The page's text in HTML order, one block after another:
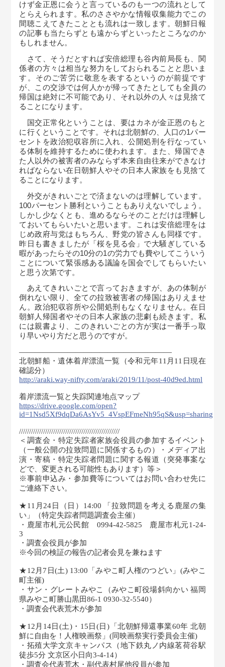
けず金正恩に会うと言っているのも一つの流れとして
とらえられます。私のささやかな情報収集能力でこの
間聴こえてきたこととも流れは一致します。朝鮮日報
の記事も当たらずとも遠からずといったところなのか
もしれません。
さて、そうだとすれば安倍総理も谷内前局長も、関
係者の方々は相当な努力をしておられることと思いま
す。そのご苦労に敬意を表するというのが前提です
が、この交渉では何人かが帰ってきたとしても全員の
帰国は絶対に不可能であり、それ以外の人々は見捨て
ることになります。
国交正常化ということは、要はカネが金正恩のもと
に行くということです。それは北朝鮮の、人口の1パー
セントを政治犯収容所に入れ、公開処刑を行なってい
る体制を維持するために使われます。また、帰国でき
た人以外の被害者のみならず本来自由往来ができなけ
ればならない在日朝鮮人やその日本人家族をも見捨て
ることになります。
外交がきれいごとで済まないのは理解しています。
100パーセント勝利ということもありえないでしょう。
しかし少なくとも、進めるならそのことだけは理解し
ておいてもらいたいと思います。これは安倍総理をは
じめ政府与党はもちろん、野党の皆さんも同様です。
昨日も書きましたが「桜を見る会」で大騒ぎしている
暇があったらその10分の1の労力でも費やしてこういう
ことについて緊張感ある議論を国会でしてもらいたい
と思う次第です。
あえてきれいごとで言っておきますが、あの体制が
倒れない限り、全ての拉致被害者の帰国はありえませ
ん。政治犯収容所や公開処刑もなくなりません。在日
朝鮮人帰国者やその日本人家族の悲劇も続きます。私
には親書より、このきれいごとの方が実は一番手っ取
り早いやり方だと思うのですが。
———————――――――――――――
北朝鮮船・遺体着岸漂流一覧（令和元年11月11日現在
確認分）
http://araki.way-nifty.com/araki/2019/11/post-40d9ed.html
着岸漂流一覧と失踪関連地点マップ
https://drive.google.com/open?
id=1Nsd5Xf9dqDa6AsYv5_4VspEFmeNh95qS&usp=sharing
//////////////////////////////////////////////////
＜調査会・特定失踪者家族会役員の参加するイベント
（一般公開の拉致問題に関係するもの）・メディア出
演・寄稿・特定失踪者問題に関する報道（突発事案な
どで、変更される可能性もあります）等＞
※事前申込み・参加費等についてはお問い合わせ先に
ご連絡下さい。
★11月24日（日）14:00 「拉致問題を考える鹿屋の集
い」（特定失踪者問題調査会主催）
・鹿屋市札元公民館 0994-42-5825 鹿屋市札元1-24-
3
・調査会役員が参加
※今回の検証の報告の記者会見を兼ねます
★12月7日(土) 13:00「みやこ町人権のつどい」(みやこ
町主催)
・サン・グレートみやこ（みやこ町役場斜向かい 福岡
県みやこ町勝山黒田86-1 0930-32-5540）
・調査会代表荒木が参加
★12月14日(土)・15日(日)「北朝鮮帰還事業60年 北朝
鮮に自由を！人権映画祭」(同映画祭実行委員会主催)
・拓殖大学文京キャンパス（地下鉄丸ノ内線茗荷谷駅
徒歩5分 文京区小日向3-4-14）
・調査会代表荒木・副代表村尾他役員が参加